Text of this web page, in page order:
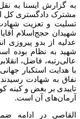
به گزارش ایسنا به
مشترک دادگستری کل
تسلیت و تعزیت
شهیدان حجج‌اسلام
شهید به نظام بوده
عالی‌رتبه، فاضل،
با هدایت استکبار
نفاق به شهادت
تاییدی بر بغض و کینه
آرمان‌های آن است.
القاصی در ادامه